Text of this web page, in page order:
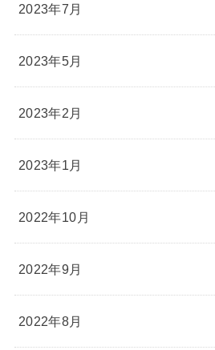
2023年7月
2023年5月
2023年2月
2023年1月
2022年10月
2022年9月
2022年8月